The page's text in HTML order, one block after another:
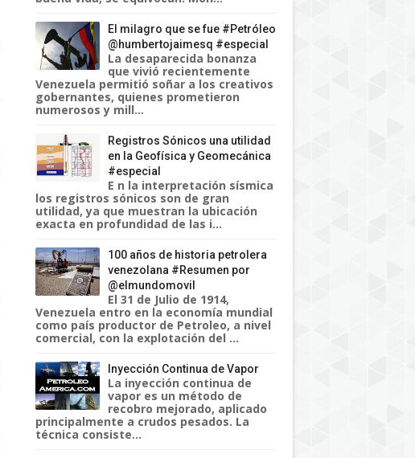
El milagro que se fue #Petróleo
@humbertojaimesq #especial
La desaparecida bonanza
que vivió recientemente
Venezuela permitió soñar a los creativos
gobernantes, quienes prometieron
numerosos y mill...
Registros Sónicos una utilidad
en la Geofísica y Geomecánica
#especial
E n la interpretación sísmica
los registros sónicos son de gran
utilidad, ya que muestran la ubicación
exacta en profundidad de las i...
100 años de historia petrolera
venezolana #Resumen por
@elmundomovil
El 31 de Julio de 1914,
Venezuela entro en la economía mundial
como país productor de Petroleo, a nivel
comercial, con la explotación del ...
Inyección Continua de Vapor
La inyección continua de
vapor es un método de
recobro mejorado, aplicado
principalmente a crudos pesados. La
técnica consiste...